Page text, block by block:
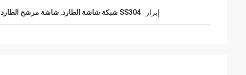
إبراز SS304 شبكة شاشة الطارد ,شاشة مرشح الطارد SS201